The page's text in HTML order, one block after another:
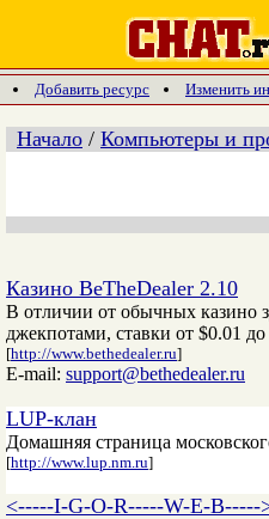
Добавить ресурс Изменить
Начало / Компьютеры и
Казино BeTheDealer 2.10
В отличии от обычных казино
джекпотами, ставки от $0.01
[http://www.bethedealer.ru]
E-mail: support@bethedealer.ru
LUP-клан
Домашняя страница
[http://www.lup.nm.ru]
<-----I-G-O-R-----W-E-B-----